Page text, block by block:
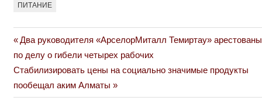
ПИТАНИЕ
Навигация
по
записям
Previous
Post:
Два руководителя «АрселорМиталл Темиртау» арестованы
по делу о гибели четырех рабочих
Next
Post:
Стабилизировать цены на социально значимые продукты
пообещал аким Алматы